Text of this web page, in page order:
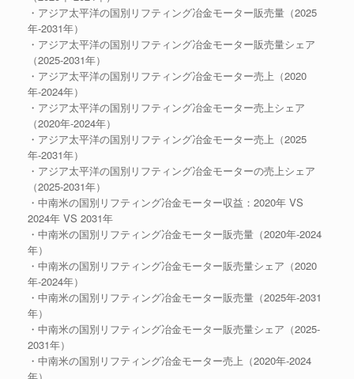
・アジア太平洋の国別リフティング冶金モーター販売量（2025
年-2031年）
・アジア太平洋の国別リフティング冶金モーター販売量シェア
（2025-2031年）
・アジア太平洋の国別リフティング冶金モーター売上（2020
年-2024年）
・アジア太平洋の国別リフティング冶金モーター売上シェア
（2020年-2024年）
・アジア太平洋の国別リフティング冶金モーター売上（2025
年-2031年）
・アジア太平洋の国別リフティング冶金モーターの売上シェア
（2025-2031年）
・中南米の国別リフティング冶金モーター収益：2020年 VS
2024年 VS 2031年
・中南米の国別リフティング冶金モーター販売量（2020年-2024
年）
・中南米の国別リフティング冶金モーター販売量シェア（2020
年-2024年）
・中南米の国別リフティング冶金モーター販売量（2025年-2031
年）
・中南米の国別リフティング冶金モーター販売量シェア（2025-
2031年）
・中南米の国別リフティング冶金モーター売上（2020年-2024
年）